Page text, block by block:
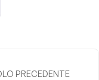
PRECEDENTE